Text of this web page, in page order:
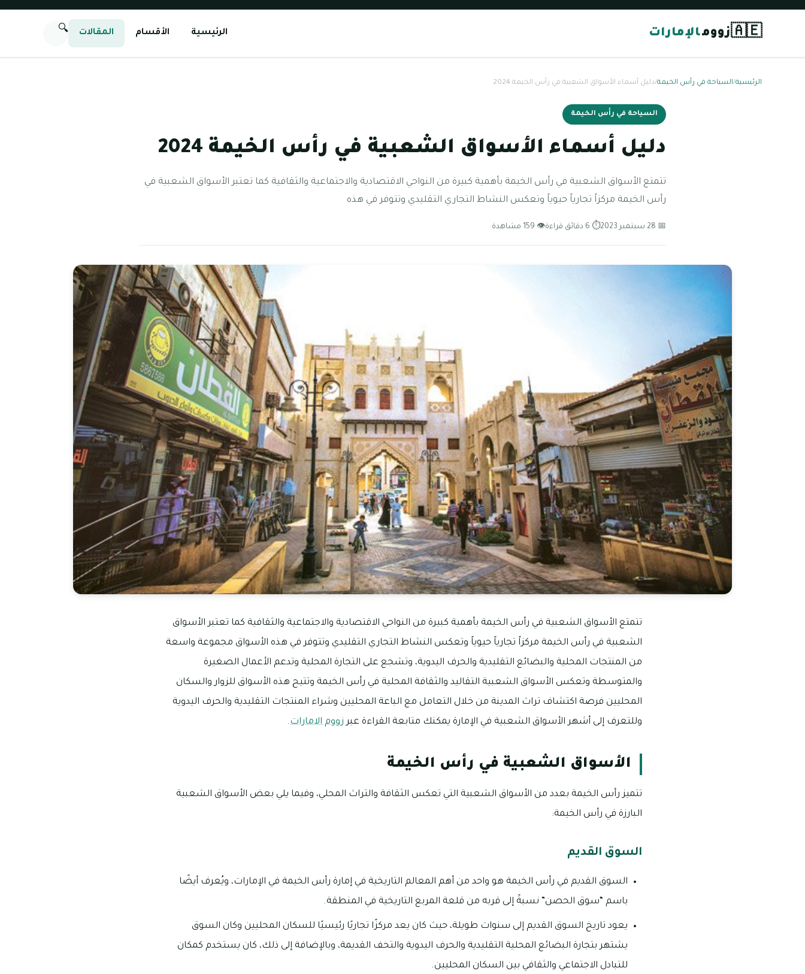
🇦🇪زوومالإمارات الرئيسية الأقسام المقالات 🔍
الرئيسية/السياحة في رأس الخيمة/دليل أسماء الأسواق الشعبية في رأس الخيمة 2024
السياحة في رأس الخيمة
دليل أسماء الأسواق الشعبية في رأس الخيمة 2024
تتمتع الأسواق الشعبية في رأس الخيمة بأهمية كبيرة من النواحي الاقتصادية والاجتماعية والثقافية كما تعتبر الأسواق الشعبية في
رأس الخيمة مركزاً تجارياً حيوياً وتعكس النشاط التجاري التقليدي وتتوفر في هذه
📅 28 سبتمبر 2023 ⏱ 6 دقائق قراءة 👁 159 مشاهدة
تتمتع الأسواق الشعبية في رأس الخيمة بأهمية كبيرة من النواحي الاقتصادية والاجتماعية والثقافية كما تعتبر الأسواق
الشعبية في رأس الخيمة مركزاً تجارياً حيوياً وتعكس النشاط التجاري التقليدي وتتوفر في هذه الأسواق مجموعة واسعة
من المنتجات المحلية والبضائع التقليدية والحرف اليدوية، وتشجع على التجارة المحلية وتدعم الأعمال الصغيرة
والمتوسطة وتعكس الأسواق الشعبية التقاليد والثقافة المحلية في رأس الخيمة وتتيح هذه الأسواق للزوار والسكان
المحليين فرصة اكتشاف تراث المدينة من خلال التعامل مع الباعة المحليين وشراء المنتجات التقليدية والحرف اليدوية
وللتعرف إلى أشهر الأسواق الشعبية في الإمارة يمكنك متابعة القراءة عبر زووم الامارات.
الأسواق الشعبية في رأس الخيمة
تتميز رأس الخيمة بعدد من الأسواق الشعبية التي تعكس الثقافة والتراث المحلي، وفيما يلي بعض الأسواق الشعبية
البارزة في رأس الخيمة:
السوق القديم
السوق القديم في رأس الخيمة هو واحد من أهم المعالم التاريخية في إمارة رأس الخيمة في الإمارات، ويُعرف أيضًا
باسم “سوق الحصن” نسبةً إلى قربه من قلعة المربع التاريخية في المنطقة.
يعود تاريخ السوق القديم إلى سنوات طويلة، حيث كان يعد مركزًا تجاريًا رئيسيًا للسكان المحليين وكان السوق
يشتهر بتجارة البضائع المحلية التقليدية والحرف اليدوية والتحف القديمة، وبالإضافة إلى ذلك، كان يستخدم كمكان
للتبادل الاجتماعي والثقافي بين السكان المحليين.